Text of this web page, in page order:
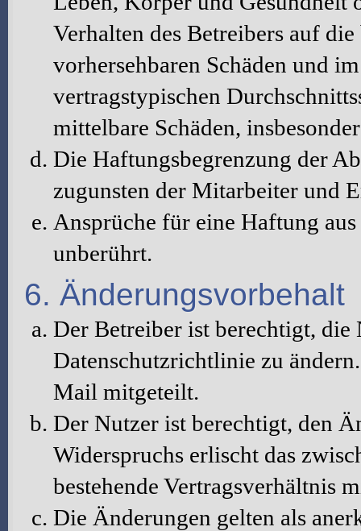
Verhalten des Betreibers auf
vorhersehbaren Schäden und
vertragstypischen
mittelbare Schäden,
Die Haftungsbegrenzung der
zugunsten der Mitarbeiter und
Ansprüche für eine Haftung
unberührt.
6. Änderungsvorbehalt
Der Betreiber ist berechtigt,
Datenschutzrichtlinie zu
Mail mitgeteilt.
Der Nutzer ist berechtigt, den
Widerspruchs erlischt das
bestehende Vertragsverhältnis
Die Änderungen gelten als